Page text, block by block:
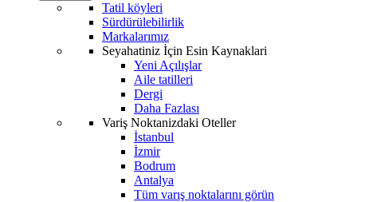
Tatil köyleri
Sürdürülebilirlik
Markalarımız
Seyahatiniz İçin Esin Kaynaklari
Yeni Açılışlar
Aile tatilleri
Dergi
Daha Fazlası
Variş Noktanizdaki Oteller
İstanbul
İzmir
Bodrum
Antalya
Tüm varış noktalarını görün